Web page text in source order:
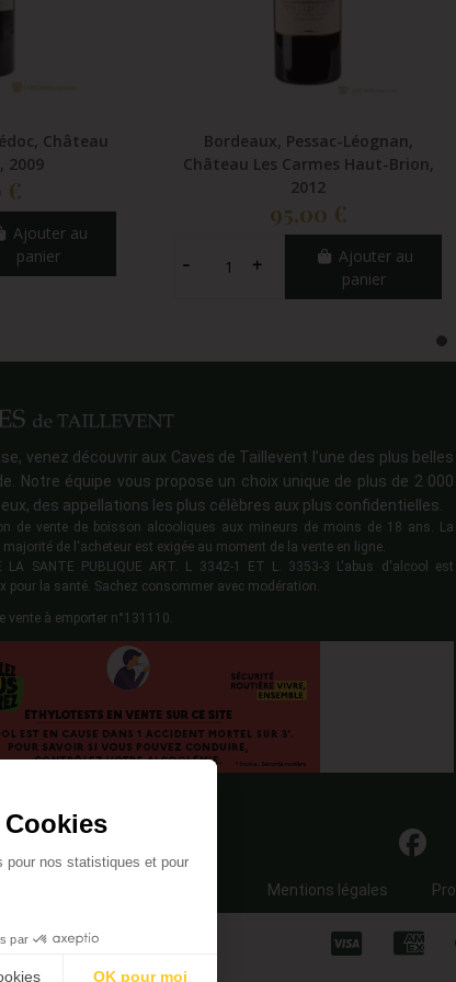
Château
2009
€
Ajouter au
panier
Bordeaux, Pessac-Léognan,
Château Les Carmes Haut-Brion,
2012
95,00 €
Ajouter au
panier
venez découvrir aux Caves de Taillevent l’une des plus belles
Notre équipe vous propose un choix unique de plus de 2 000
des appellations les plus célèbres aux plus confidentielles.
de vente de boisson alcooliques aux mineurs de moins de 18 ans. La
majorité de l'acheteur est exigée au moment de la vente en ligne.
LA SANTE PUBLIQUE ART. L 3342-1 ET L. 3353-3 L'abus d'alcool est
pour la santé. Sachez consommer avec modération.
vente à emporter n°131110.
Mentions légales
pour nos statistiques et pour
par
OK pour moi